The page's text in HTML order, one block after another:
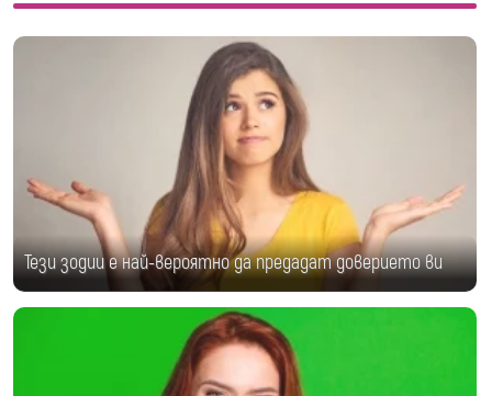
Тези зодии е най-вероятно да предадат доверието ви